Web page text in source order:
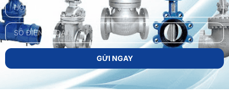
GỬI NGAY